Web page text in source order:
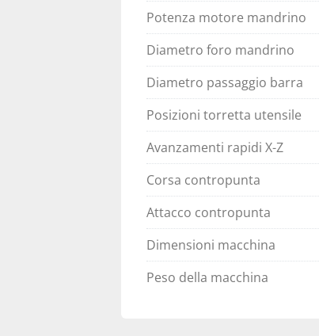
Potenza motore mandrino
Diametro foro mandrino
Diametro passaggio barra
Posizioni torretta utensile
Avanzamenti rapidi X-Z
Corsa contropunta
Attacco contropunta
Dimensioni macchina
Peso della macchina